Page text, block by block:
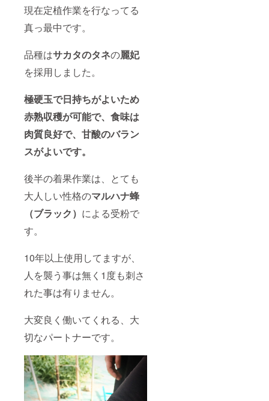
現在定植作業を行なってる
真っ最中です。
品種はサカタのタネの麗妃
を採用しました。
極硬玉で日持ちがよいため
赤熟収穫が可能で、食味は
肉質良好で、甘酸のバラン
スがよいです。
後半の着果作業は、とても
大人しい性格のマルハナ蜂
（ブラック） による受粉で
す。
10年以上使用してますが、
人を襲う事は無く1度も刺さ
れた事は有りません。
大変良く働いてくれる、大
切なパートナーです。